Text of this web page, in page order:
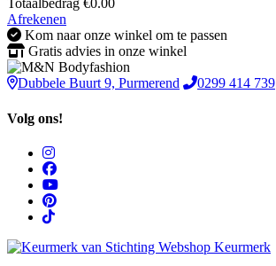
Totaalbedrag €0.00
Afrekenen
Kom naar onze winkel om te passen
Gratis advies in onze winkel
Dubbele Buurt 9, Purmerend 0299 414 739
Volg ons!